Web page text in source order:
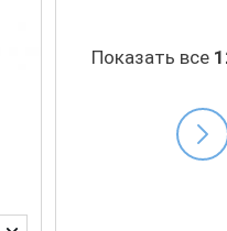
Показать все